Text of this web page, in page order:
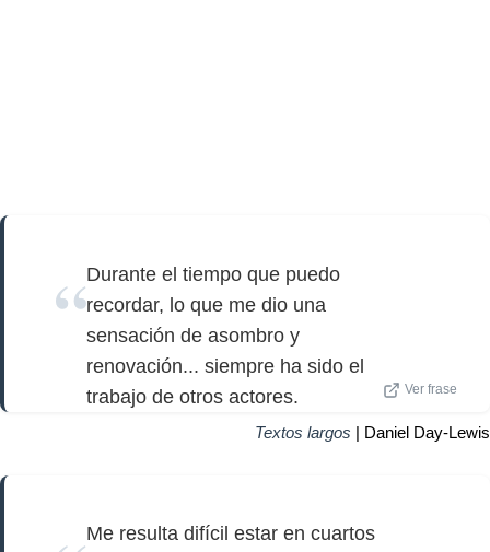
Durante el tiempo que puedo
recordar, lo que me dio una
sensación de asombro y
renovación... siempre ha sido el
trabajo de otros actores.
Ver frase
Textos largos | Daniel Day-Lewis
Me resulta difícil estar en cuartos